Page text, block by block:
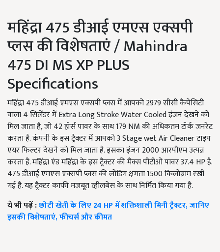
महिंद्रा 475 डीआई एमएस एक्सपी
प्लस की विशेषताएं / Mahindra
475 DI MS XP PLUS
Specifications
महिंद्रा 475 डीआई एमएस एक्सपी प्लस में आपको 2979 सीसी कैपेसिटी
वाला 4 सिलेंडर में Extra Long Stroke Water Cooled इंजन देखने को
मिल जाता है, जो 42 हॉर्स पावर के साथ 179 NM की अधिकतम टॉर्क जनरेट
करता है. कंपनी के इस ट्रैक्टर में आपको 3 Stage wet Air Cleaner टाइप
एयर फिल्टर देखने को मिल जाता है. इसका इंजन 2000 आरपीएम उत्पन्न
करता है. महिंद्रा एंड महिंद्रा के इस ट्रैक्टर की मैक्स पीटीओ पावर 37.4 HP है.
475 डीआई एमएस एक्सपी प्लस की लोडिंग क्षमता 1500 किलोग्राम रखी
गई है. यह ट्रैक्टर काफी मजबूत व्हीलबेस के साथ निर्मित किया गया है.
ये भी पढ़ें :छोटी खेती के लिए 24 HP में शक्तिशाली मिनी ट्रैक्टर, जानिए
इसकी विशेषताएं, फीचर्स और कीमत